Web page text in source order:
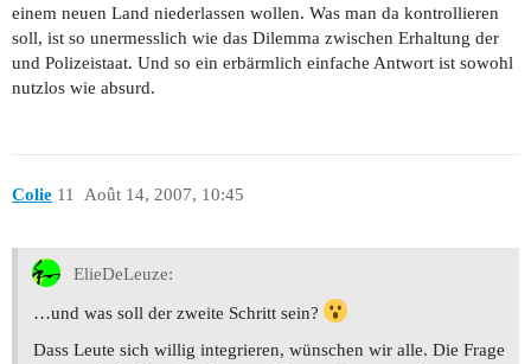
einem neuen Land niederlassen wollen. Was man da kontrollieren
soll, ist so unermesslich wie das Dilemma zwischen Erhaltung der
und Polizeistaat. Und so ein erbärmlich einfache Antwort ist sowohl
nutzlos wie absurd.
Colie Août 14, 2007, 10:45
11
ElieDeLeuze:
…und was soll der zweite Schritt sein?
Dass Leute sich willig integrieren, wünschen wir alle. Die Frage